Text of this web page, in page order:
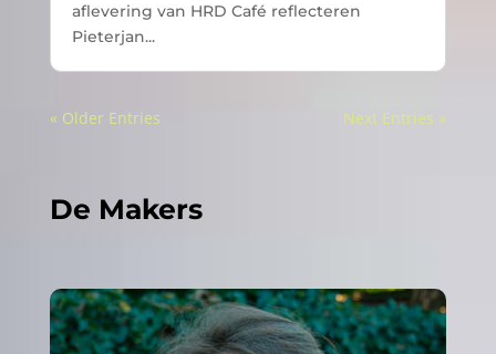
aflevering van HRD Café reflecteren
Pieterjan...
« Older Entries Next Entries »
De Makers